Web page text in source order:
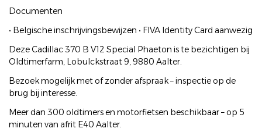
Documenten
• Belgische inschrijvingsbewijzen • FIVA Identity Card aanwezig
Deze Cadillac 370 B V12 Special Phaeton is te bezichtigen bij
Oldtimerfarm, Lobulckstraat 9, 9880 Aalter.
Bezoek mogelijk met of zonder afspraak – inspectie op de
brug bij interesse.
Meer dan 300 oldtimers en motorfietsen beschikbaar – op 5
minuten van afrit E40 Aalter.